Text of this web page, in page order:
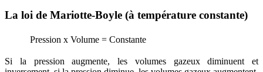
La loi de Mariotte-Boyle (à température constante)
Pression x Volume = Constante
Si la pression augmente, les volumes gazeux diminuent et